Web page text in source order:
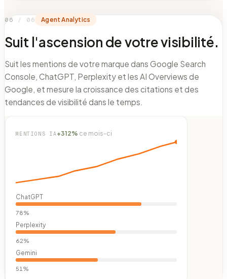
0 6 / 06 Agent Analytics
Suit l'ascension de votre visibilité.
Suit les mentions de votre marque dans Google Search
Console, ChatGPT, Perplexity et les AI Overviews de
Google, et mesure la croissance des citations et des
tendances de visibilité dans le temps.
MENTIONS IA+312% ce mois-ci
ChatGPT
78%
Perplexity
62%
Gemini
51%